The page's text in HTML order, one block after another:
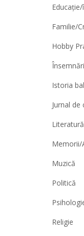
Familie/
Hobby
Însemnări
Istoria
Jurnal de
Literatură
Memorii/
Muzică
Politică
Religie